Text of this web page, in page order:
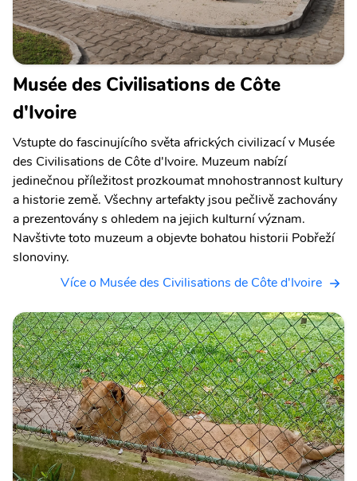
Musée des Civilisations de Côte
d'Ivoire
Vstupte do fascinujícího světa afrických civilizací v Musée
des Civilisations de Côte d'Ivoire. Muzeum nabízí
jedinečnou příležitost prozkoumat mnohostrannost kultury
a historie země. Všechny artefakty jsou pečlivě zachovány
a prezentovány s ohledem na jejich kulturní význam.
Navštivte toto muzeum a objevte bohatou historii Pobřeží
slonoviny.
Více o Musée des Civilisations de Côte d'Ivoire